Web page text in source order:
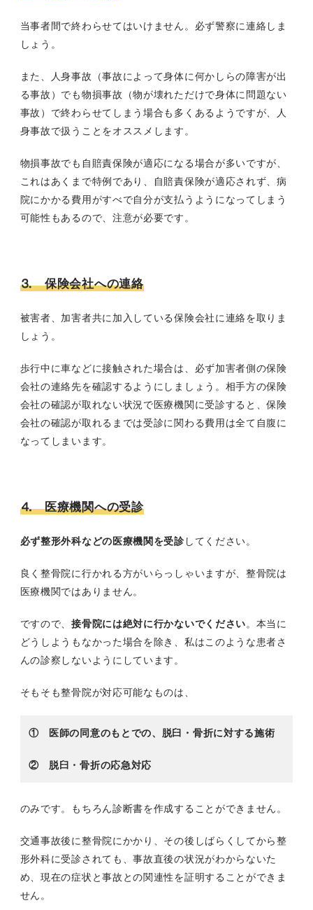
当事者間で終わらせてはいけません。必ず警察に連絡しま
しょう。
また、人身事故（事故によって身体に何かしらの障害が出
る事故）でも物損事故（物が壊れただけで身体に問題ない
事故）で終わらせてしまう場合も多くあるようですが、人
身事故で扱うことをオススメします。
物損事故でも自賠責保険が適応になる場合が多いですが、
これはあくまで特例であり、自賠責保険が適応されず、病
院にかかる費用がすべで自分が支払うようになってしまう
可能性もあるので、注意が必要です。
⒊ 保険会社への連絡
被害者、加害者共に加入している保険会社に連絡を取りま
しょう。
歩行中に車などに接触された場合は、必ず加害者側の保険
会社の連絡先を確認するようにしましょう。相手方の保険
会社の確認が取れない状況で医療機関に受診すると、保険
会社の確認が取れるまでは受診に関わる費用は全て自腹に
なってしまいます。
⒋ 医療機関への受診
必ず整形外科などの医療機関を受診してください。
良く整骨院に行かれる方がいらっしゃいますが、整骨院は
医療機関ではありません。
ですので、接骨院には絶対に行かないでください。本当に
どうしようもなかった場合を除き、私はこのような患者さ
んの診察しないようにしています。
そもそも整骨院が対応可能なものは、
① 医師の同意のもとでの、脱臼・骨折に対する施術
② 脱臼・骨折の応急対応
のみです。もちろん診断書を作成することができません。
交通事故後に整骨院にかかり、その後しばらくしてから整
形外科に受診されても、事故直後の状況がわからないた
め、現在の症状と事故との関連性を証明することができま
せん。